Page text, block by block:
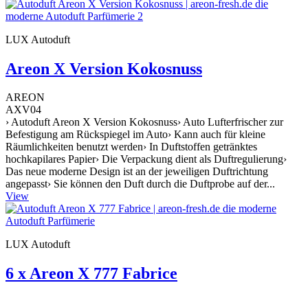
LUX Autoduft
Areon X Version Kokosnuss
AREON
AXV04
› Autoduft Areon X Version Kokosnuss› Auto Lufterfrischer zur
Befestigung am Rückspiegel im Auto› Kann auch für kleine
Räumlichkeiten benutzt werden› In Duftstoffen getränktes
hochkapilares Papier› Die Verpackung dient als Duftregulierung›
Das neue moderne Design ist an der jeweiligen Duftrichtung
angepasst› Sie können den Duft durch die Duftprobe auf der...
View
LUX Autoduft
6 x Areon X 777 Fabrice